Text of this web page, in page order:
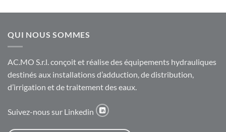
QUI NOUS SOMMES
AC.MO S.r.l. conçoit et réalise des équipements hydrauliques
destinés aux installations d’adduction, de distribution,
d’irrigation et de traitement des eaux.
Suivez-nous sur Linkedin